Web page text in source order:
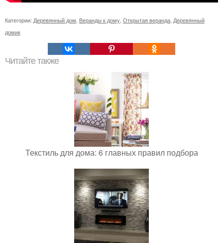
Категории: Деревянный дом, Веранды к дому, Открытая веранда, Деревянный
домик
Читайте также
Текстиль для дома: 6 главных правил подбора